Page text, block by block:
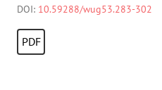
DOI: 10.59288/wug53.283-302
PDF